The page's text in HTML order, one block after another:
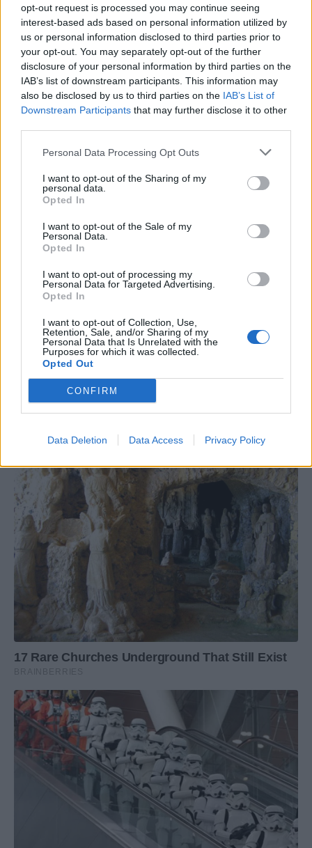
opt-out request is processed you may continue seeing
interest-based ads based on personal information utilized by
us or personal information disclosed to third parties prior to
your opt-out. You may separately opt-out of the further
disclosure of your personal information by third parties on the
IAB’s list of downstream participants. This information may
also be disclosed by us to third parties on the IAB’s List of
Downstream Participants that may further disclose it to other
Personal Data Processing Opt Outs
I want to opt-out of the Sharing of my
personal data.
Opted In
I want to opt-out of the Sale of my
Personal Data.
Opted In
I want to opt-out of processing my
Personal Data for Targeted Advertising.
Opted In
I want to opt-out of Collection, Use,
Retention, Sale, and/or Sharing of my
Personal Data that Is Unrelated with the
Purposes for which it was collected.
Opted Out
CONFIRM
Data Deletion Data Access Privacy Policy